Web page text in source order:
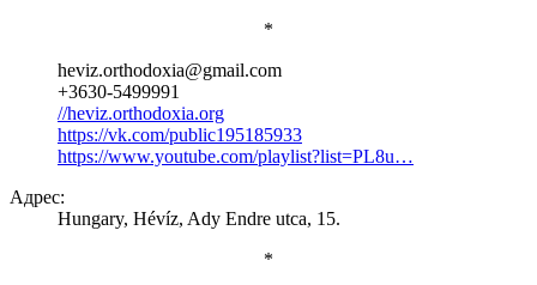
*
heviz.orthodoxia@gmail.com
+3630-5499991
//heviz.orthodoxia.org
https://vk.com/public195185933
https://www.youtube.com/playlist?list=PL8u…
Адрес:
Hungary, Hévíz, Ady Endre utca, 15.
*